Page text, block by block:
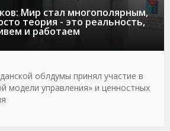
Мир стал многополярным,
теория - это реальность,
и работаем
облдумы принял участие в
модели управления» и ценностных